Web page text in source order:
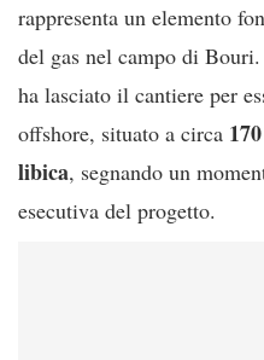
rappresenta un elemento
del gas nel campo di
ha lasciato il cantiere per
offshore, situato a circa
libica, segnando un
esecutiva del progetto.